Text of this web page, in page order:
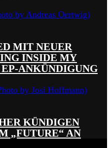
MIT NEUER
INSIDE MY
ANKÜNDIGUNG
KÜNDIGEN
„FUTURE“ AN